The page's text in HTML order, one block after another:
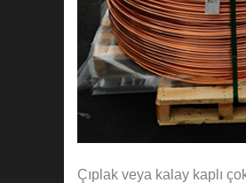
Çıplak veya kalay kaplı